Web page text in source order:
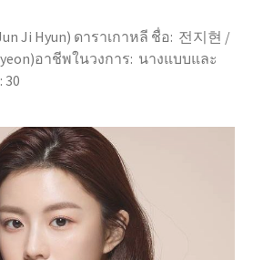
Ji Hyun) ดาราเกาหลี ชื่อ: 전지현 /
อาชีพในวงการ: นางแบบและ